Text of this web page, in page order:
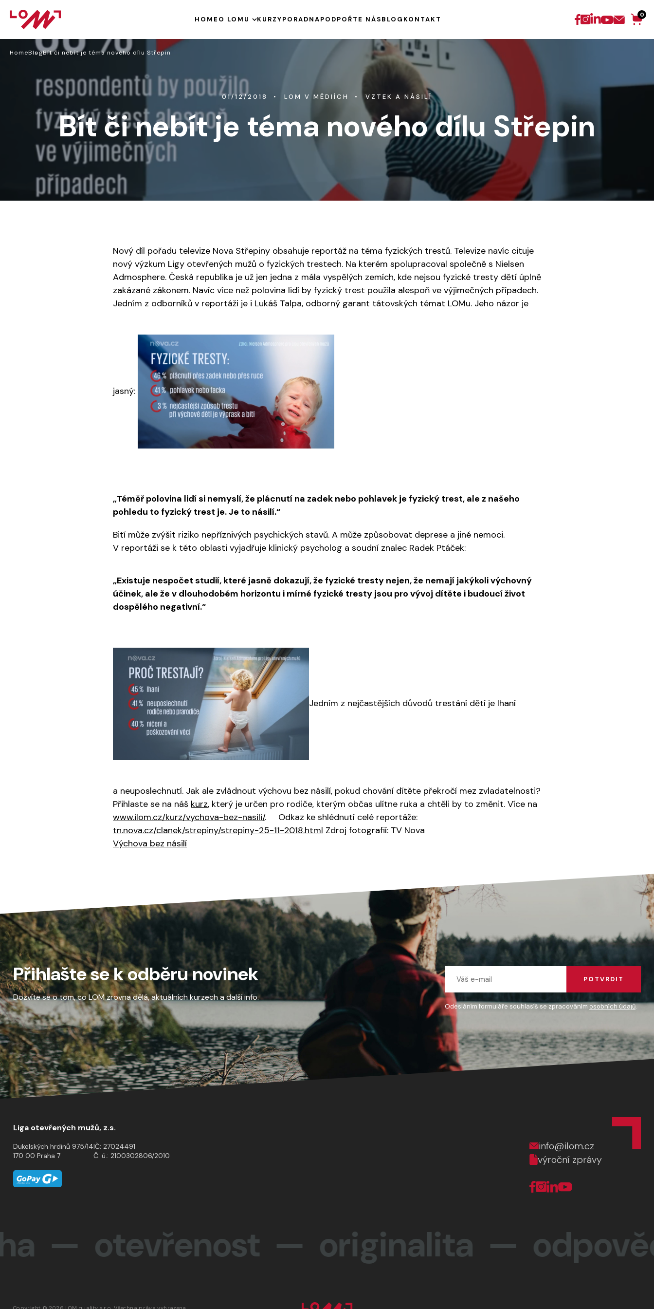
HOME O LOMU
VÝROČNÍ ZPRÁVY
PODPOŘENÉ PROJEKTY
KURZYPORADNAPODPOŘTE NÁSBLOG KONTAKT
0
HomeBlogBít či nebít je téma nového dílu Střepin
01/12/2018 LOM V MÉDIÍCH VZTEK A NÁSILÍ
Bít či nebít je téma nového dílu Střepin
Nový díl pořadu televize Nova Střepiny obsahuje reportáž na téma fyzických trestů. Televize navíc cituje
nový výzkum Ligy otevřených mužů o fyzických trestech. Na kterém spolupracoval společně s Nielsen
Admosphere. Česká republika je už jen jedna z mála vyspělých zemích, kde nejsou fyzické tresty dětí úplně
zakázané zákonem. Navíc více než polovina lidí by fyzický trest použila alespoň ve výjimečných případech.
Jedním z odborníků v reportáži je i Lukáš Talpa, odborný garant tátovských témat LOMu. Jeho názor je
jasný:
„Téměř polovina lidí si nemyslí, že plácnutí na zadek nebo pohlavek je fyzický trest, ale z našeho
pohledu to fyzický trest je. Je to násilí.“
Bití může zvýšit riziko nepříznivých psychických stavů. A může způsobovat deprese a jiné nemoci.
V reportáži se k této oblasti vyjadřuje klinický psycholog a soudní znalec Radek Ptáček:
„Existuje nespočet studií, které jasně dokazují, že fyzické tresty nejen, že nemají jakýkoli výchovný
účinek, ale že v dlouhodobém horizontu i mírné fyzické tresty jsou pro vývoj dítěte i budoucí život
dospělého negativní.“
Jedním z nejčastějších důvodů trestání dětí je lhaní
a neuposlechnutí. Jak ale zvládnout výchovu bez násilí, pokud chování dítěte překročí mez zvladatelnosti?
Přihlaste se na náš kurz, který je určen pro rodiče, kterým občas ulítne ruka a chtěli by to změnit. Více na
www.ilom.cz/kurz/vychova-bez-nasili/. Odkaz ke shlédnutí celé reportáže:
tn.nova.cz/clanek/strepiny/strepiny-25-11-2018.html Zdroj fotografií: TV Nova
Výchova bez násilí
Přihlašte se k odběru novinek
Dozvíte se o tom, co LOM zrovna dělá, aktuálních kurzech a další info.
POTVRDIT
Odesláním formuláře souhlasíš se zpracováním osobních údajů.
Liga otevřených mužů, z.s.
Dukelských hrdinů 975/14
170 00 Praha 7
IČ: 27024491
Č. ú.: 2100302806/2010
info@ilom.cz
výroční zprávy
otevřenost — originalita —